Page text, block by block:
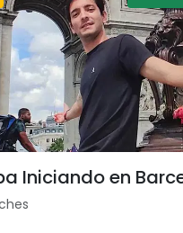
Iniciando en